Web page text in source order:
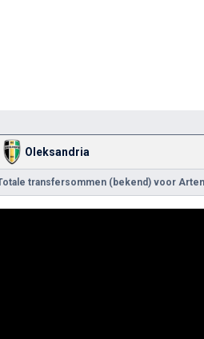
Oleksandria
transfersommen (bekend) voor